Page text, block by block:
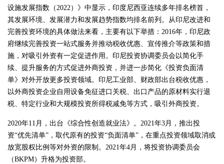
设施发展指数（2022）》中显示，印度尼西亚连续多年排名榜首，
其发展环境、发展潜力和发展趋势指数均排名前列。从印尼改进和
完善投资环境的具体做法来看，主要有以下举措：2016年，印尼政
府继续完善投资一站式服务并推动税收优惠、宣传推介等政策和措
施，对吸引外资有一定促进作用。印尼投资协调委员会以简化手
续、提升服务的方式促进外商投资，并进一步简化《投资负面清
单》对外开放更多投资领域。印尼工业部、财政部出台税收优惠，
以外商投资企业自用设备免征进口关税、出口产品的原材料实行退
税、特定行业和大规模投资所得税减免等方式，吸引外商投资。
2020年11月，出台《综合性创造就业法》。2021年3月，推出投
资“优先清单”，取代原有的投资“负面清单”，在重点投资领域取消或
放宽股权比例等对外资的限制。2021年4月，将投资协调委员会
（BKPM）升格为投资部。